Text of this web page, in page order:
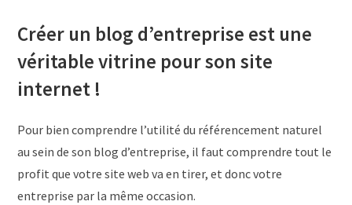
Créer un blog d’entreprise est une
véritable vitrine pour son site
internet !
Pour bien comprendre l’utilité du référencement naturel
au sein de son blog d’entreprise, il faut comprendre tout le
profit que votre site web va en tirer, et donc votre
entreprise par la même occasion.